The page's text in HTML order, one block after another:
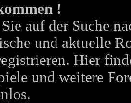
!
auf der Suche
und aktuelle
Hier
und weitere